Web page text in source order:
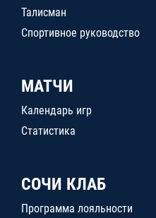
Талисман
Спортивное руководство
МАТЧИ
Календарь игр
Статистика
СОЧИ КЛАБ
Программа лояльности